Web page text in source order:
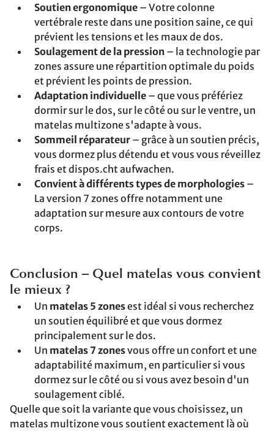
Soutien ergonomique – Votre colonne
vertébrale reste dans une position saine, ce qui
prévient les tensions et les maux de dos.
Soulagement de la pression – la technologie par
zones assure une répartition optimale du poids
et prévient les points de pression.
Adaptation individuelle – que vous préfériez
dormir sur le dos, sur le côté ou sur le ventre, un
matelas multizone s'adapte à vous.
Sommeil réparateur – grâce à un soutien précis,
vous dormez plus détendu et vous vous réveillez
frais et dispos.cht aufwachen.
Convient à différents types de morphologies –
La version 7 zones offre notamment une
adaptation sur mesure aux contours de votre
corps.
Conclusion – Quel matelas vous convient
le mieux ?
Un matelas 5 zonesest idéal si vous recherchez
un soutien équilibré et que vous dormez
principalement sur le dos.
Un matelas 7 zonesvous offre un confort et une
adaptabilité maximum, en particulier si vous
dormez sur le côté ou si vous avez besoin d'un
soulagement ciblé.
Quelle que soit la variante que vous choisissez, un
matelas multizone vous soutient exactement là où